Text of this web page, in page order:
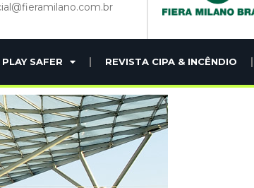
SAFER REVISTA CIPA & INCÊNDIO